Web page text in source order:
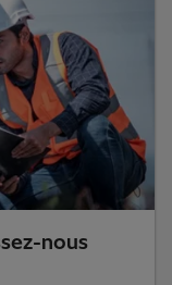
nous